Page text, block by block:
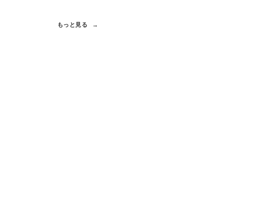
もっと見る